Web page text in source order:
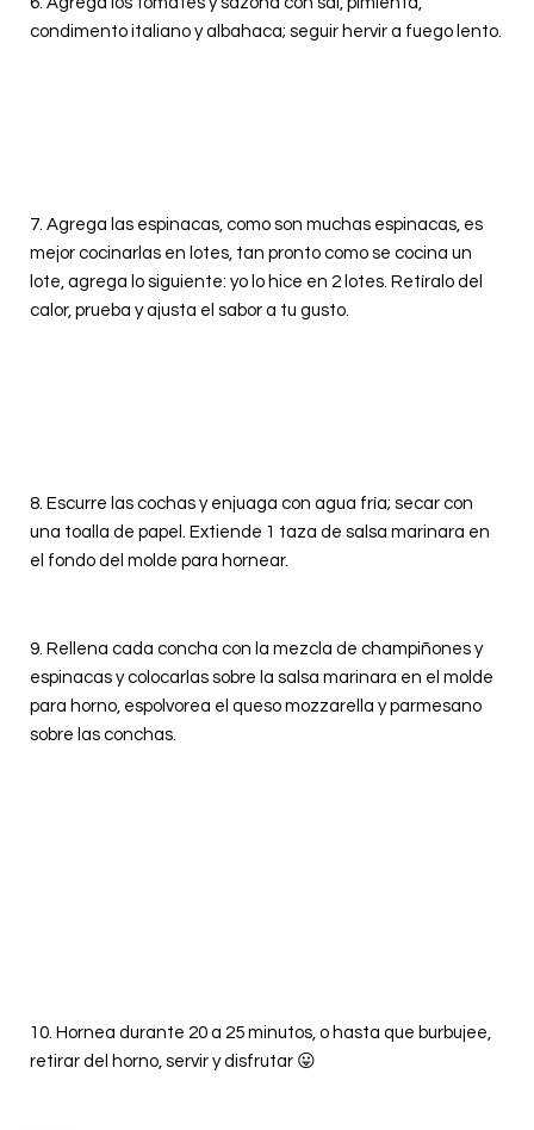
condimento italiano y albahaca; seguir hervir a fuego lento.
7. Agrega las espinacas, como son muchas espinacas, es
mejor cocinarlas en lotes, tan pronto como se cocina un
lote, agrega lo siguiente: yo lo hice en 2 lotes. Retíralo del
calor, prueba y ajusta el sabor a tu gusto.
8. Escurre las cochas y enjuaga con agua fría; secar con
una toalla de papel. Extiende 1 taza de salsa marinara en
el fondo del molde para hornear.
9. Rellena cada concha con la mezcla de champiñones y
espinacas y colocarlas sobre la salsa marinara en el molde
para horno, espolvorea el queso mozzarella y parmesano
sobre las conchas.
10. Hornea durante 20 a 25 minutos, o hasta que burbujee,
retirar del horno, servir y disfrutar 😛